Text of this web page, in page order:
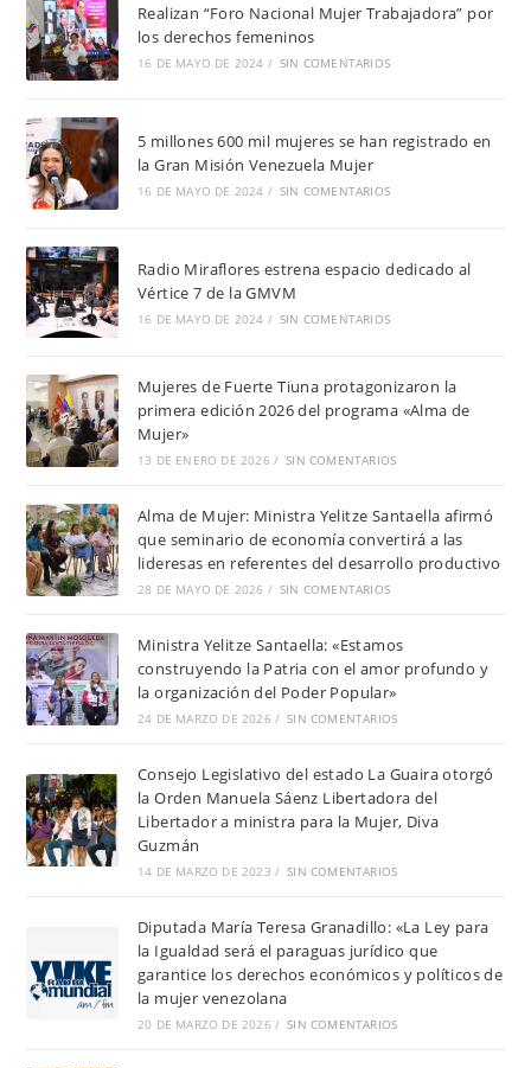
Realizan “Foro Nacional Mujer Trabajadora” por
los derechos femeninos
16 DE MAYO DE 2024 / SIN COMENTARIOS
5 millones 600 mil mujeres se han registrado en
la Gran Misión Venezuela Mujer
16 DE MAYO DE 2024 / SIN COMENTARIOS
Radio Miraflores estrena espacio dedicado al
Vértice 7 de la GMVM
16 DE MAYO DE 2024 / SIN COMENTARIOS
Mujeres de Fuerte Tiuna protagonizaron la
primera edición 2026 del programa «Alma de
Mujer»
13 DE ENERO DE 2026 / SIN COMENTARIOS
Alma de Mujer: Ministra Yelitze Santaella afirmó
que seminario de economía convertirá a las
lideresas en referentes del desarrollo productivo
28 DE MAYO DE 2026 / SIN COMENTARIOS
Ministra Yelitze Santaella: «Estamos
construyendo la Patria con el amor profundo y
la organización del Poder Popular»
24 DE MARZO DE 2026 / SIN COMENTARIOS
Consejo Legislativo del estado La Guaira otorgó
la Orden Manuela Sáenz Libertadora del
Libertador a ministra para la Mujer, Diva
Guzmán
14 DE MARZO DE 2023 / SIN COMENTARIOS
Diputada María Teresa Granadillo: «La Ley para
la Igualdad será el paraguas jurídico que
garantice los derechos económicos y políticos de
la mujer venezolana
20 DE MARZO DE 2026 / SIN COMENTARIOS